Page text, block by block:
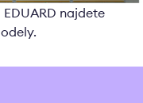
najdete